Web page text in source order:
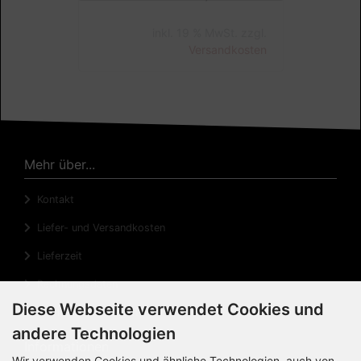
Mehr über...
Diese Webseite verwendet Cookies und
andere Technologien